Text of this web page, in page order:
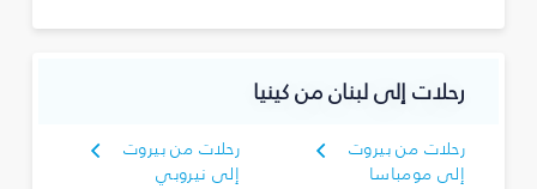
رحلات إلى لبنان من كينيا
رحلات من بيروت
إلى مومباسا
رحلات من بيروت
إلى نيروبي